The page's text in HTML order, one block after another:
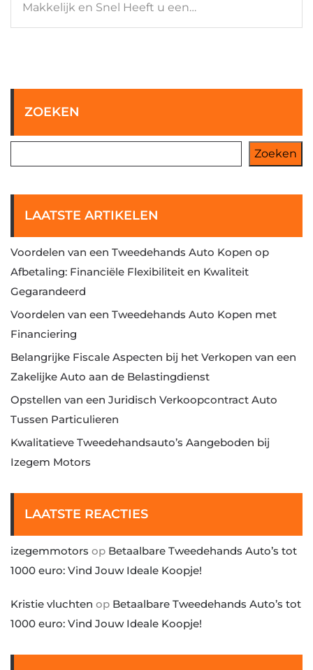
Makkelijk en Snel Heeft u een…
ZOEKEN
Zoeken
LAATSTE ARTIKELEN
Voordelen van een Tweedehands Auto Kopen op
Afbetaling: Financiële Flexibiliteit en Kwaliteit
Gegarandeerd
Voordelen van een Tweedehands Auto Kopen met
Financiering
Belangrijke Fiscale Aspecten bij het Verkopen van een
Zakelijke Auto aan de Belastingdienst
Opstellen van een Juridisch Verkoopcontract Auto
Tussen Particulieren
Kwalitatieve Tweedehandsauto’s Aangeboden bij
Izegem Motors
LAATSTE REACTIES
izegemmotors op Betaalbare Tweedehands Auto’s tot
1000 euro: Vind Jouw Ideale Koopje!
Kristie vluchten op Betaalbare Tweedehands Auto’s tot
1000 euro: Vind Jouw Ideale Koopje!